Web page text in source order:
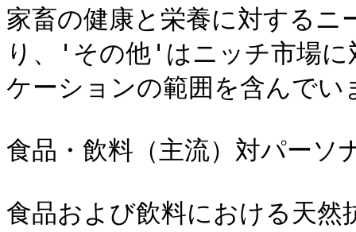
家畜の健康と栄養に対する
り、'その他'はニッチ市場に
ケーションの範囲を含んでい
食品・飲料（主流）対パーソ
食品および飲料における天然